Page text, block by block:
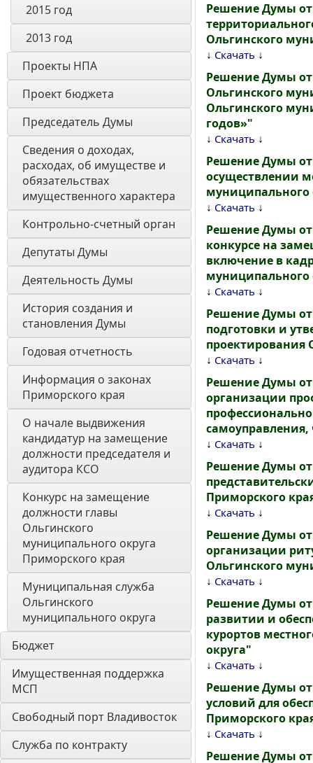
2015 год
2013 год
Проекты НПА
Проект бюджета
Председатель Думы
Сведения о доходах,
расходах, об имуществе и
обязательствах
имущественного характера
Контрольно-счетный орган
Депутаты Думы
Деятельность Думы
История создания и
становления Думы
Годовая отчетность
Информация о законах
Приморского края
О начале выдвижения
кандидатур на замещение
должности председателя и
аудитора КСО
Конкурс на замещение
должности главы
Ольгинского
муниципального округа
Приморского края
Муниципальная служба
Ольгинского
муниципального округа
Бюджет
Имущественная поддержка
МСП
Свободный порт Владивосток
Служба по контракту
Решение Думы от
Ольгинского
↓ Скачать ↓
Решение Думы
Ольгинского
Ольгинского
годов»"
↓ Скачать ↓
Решение Думы
осуществлении
муниципального
↓ Скачать ↓
Решение Думы от
конкурсе на
включение в
муниципального
↓ Скачать ↓
Решение Думы от
подготовки и
проектирования
↓ Скачать ↓
Решение Думы
организации
↓ Скачать ↓
Решение Думы
Приморского
↓ Скачать ↓
Решение Думы
организации
Ольгинского
↓ Скачать ↓
Решение Думы
развитии и
курортов
округа"
↓ Скачать ↓
Решение Думы
условий для
Приморского
↓ Скачать ↓
Решение Думы